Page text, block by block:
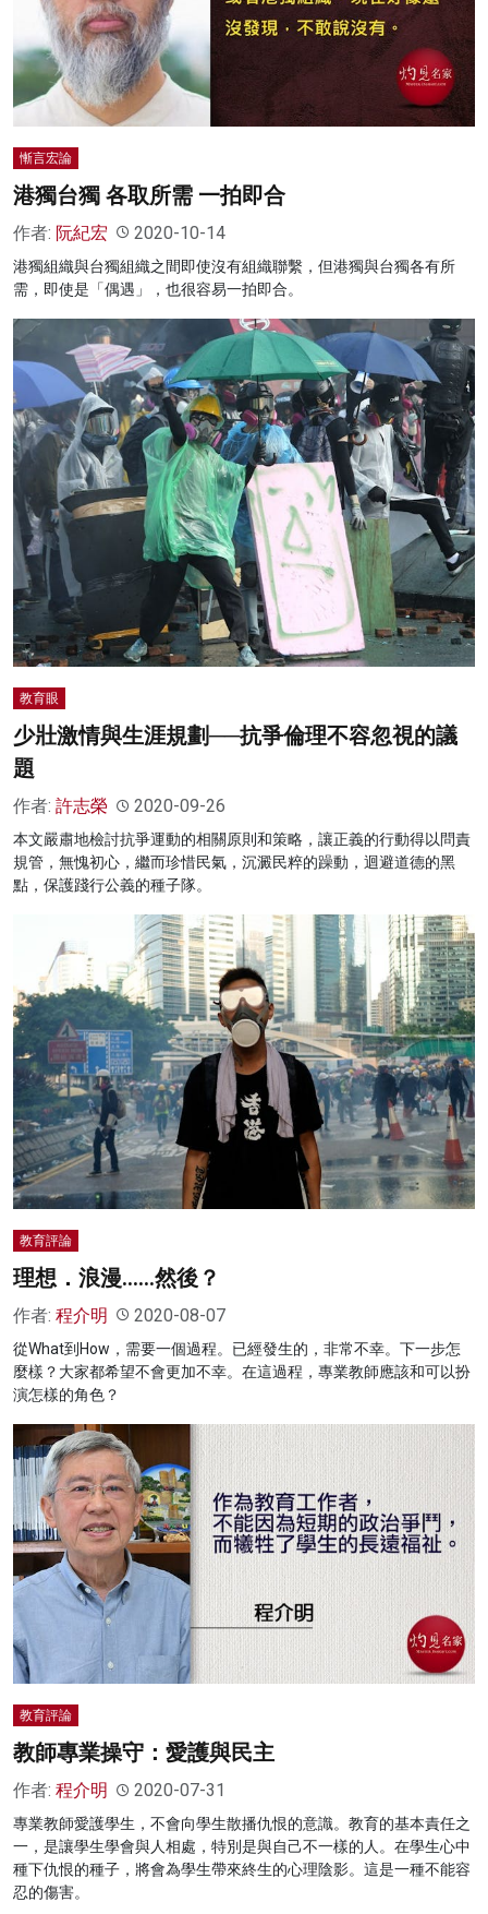
慚言宏論
港獨台獨 各取所需 一拍即合
作者: 阮紀宏 2020-10-14
港獨組織與台獨組織之間即使沒有組織聯繫，但港獨與台獨各有所
需，即使是「偶遇」，也很容易一拍即合。
教育眼
少壯激情與生涯規劃──抗爭倫理不容忽視的議
題
作者: 許志榮 2020-09-26
本文嚴肅地檢討抗爭運動的相關原則和策略，讓正義的行動得以問責
規管，無愧初心，繼而珍惜民氣，沉澱民粹的躁動，迴避道德的黑
點，保護踐行公義的種子隊。
教育評論
理想．浪漫……然後？
作者: 程介明 2020-08-07
從What到How，需要一個過程。已經發生的，非常不幸。下一步怎
麼樣？大家都希望不會更加不幸。在這過程，專業教師應該和可以扮
演怎樣的角色？
教育評論
教師專業操守：愛護與民主
作者: 程介明 2020-07-31
專業教師愛護學生，不會向學生散播仇恨的意識。教育的基本責任之
一，是讓學生學會與人相處，特別是與自己不一樣的人。在學生心中
種下仇恨的種子，將會為學生帶來終生的心理陰影。這是一種不能容
忍的傷害。